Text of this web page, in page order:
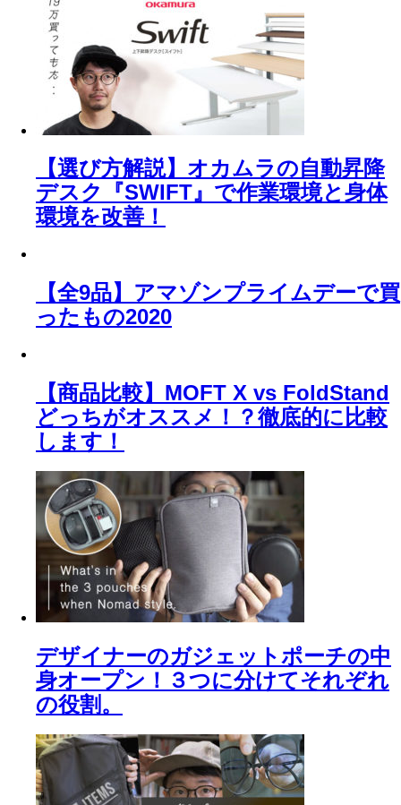
【選び方解説】オカムラの自動昇降
デスク『SWIFT』で作業環境と身体
環境を改善！
【全9品】アマゾンプライムデーで買
ったもの2020
【商品比較】MOFT X vs FoldStand
どっちがオススメ！？徹底的に比較
します！
デザイナーのガジェットポーチの中
身オープン！３つに分けてそれぞれ
の役割。